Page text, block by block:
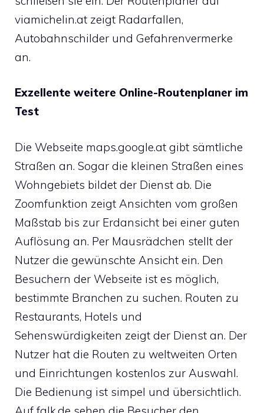
viamichelin.at zeigt Radarfallen,
Autobahnschilder und Gefahrenvermerke
an.
Exzellente weitere Online-Routenplaner im
Test
Die Webseite maps.google.at gibt sämtliche
Straßen an. Sogar die kleinen Straßen eines
Wohngebiets bildet der Dienst ab. Die
Zoomfunktion zeigt Ansichten vom großen
Maßstab bis zur Erdansicht bei einer guten
Auflösung an. Per Mausrädchen stellt der
Nutzer die gewünschte Ansicht ein. Den
Besuchern der Webseite ist es möglich,
bestimmte Branchen zu suchen. Routen zu
Restaurants, Hotels und
Sehenswürdigkeiten zeigt der Dienst an. Der
Nutzer hat die Routen zu weltweiten Orten
und Einrichtungen kostenlos zur Auswahl.
Die Bedienung ist simpel und übersichtlich.